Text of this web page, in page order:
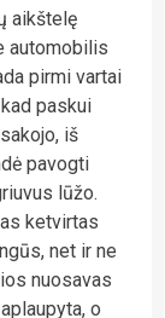
aikštelę
automobilis
pirmi vartai
paskui
iš
pavogti
lūžo.
ketvirtas
net ir ne
nuosavas
o